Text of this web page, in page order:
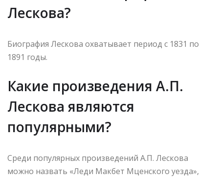
Лескова?
Биография Лескова охватывает период с 1831 по
1891 годы.
Какие произведения А.П.
Лескова являются
популярными?
Среди популярных произведений А.П. Лескова
можно назвать «Леди Макбет Мценского уезда»,